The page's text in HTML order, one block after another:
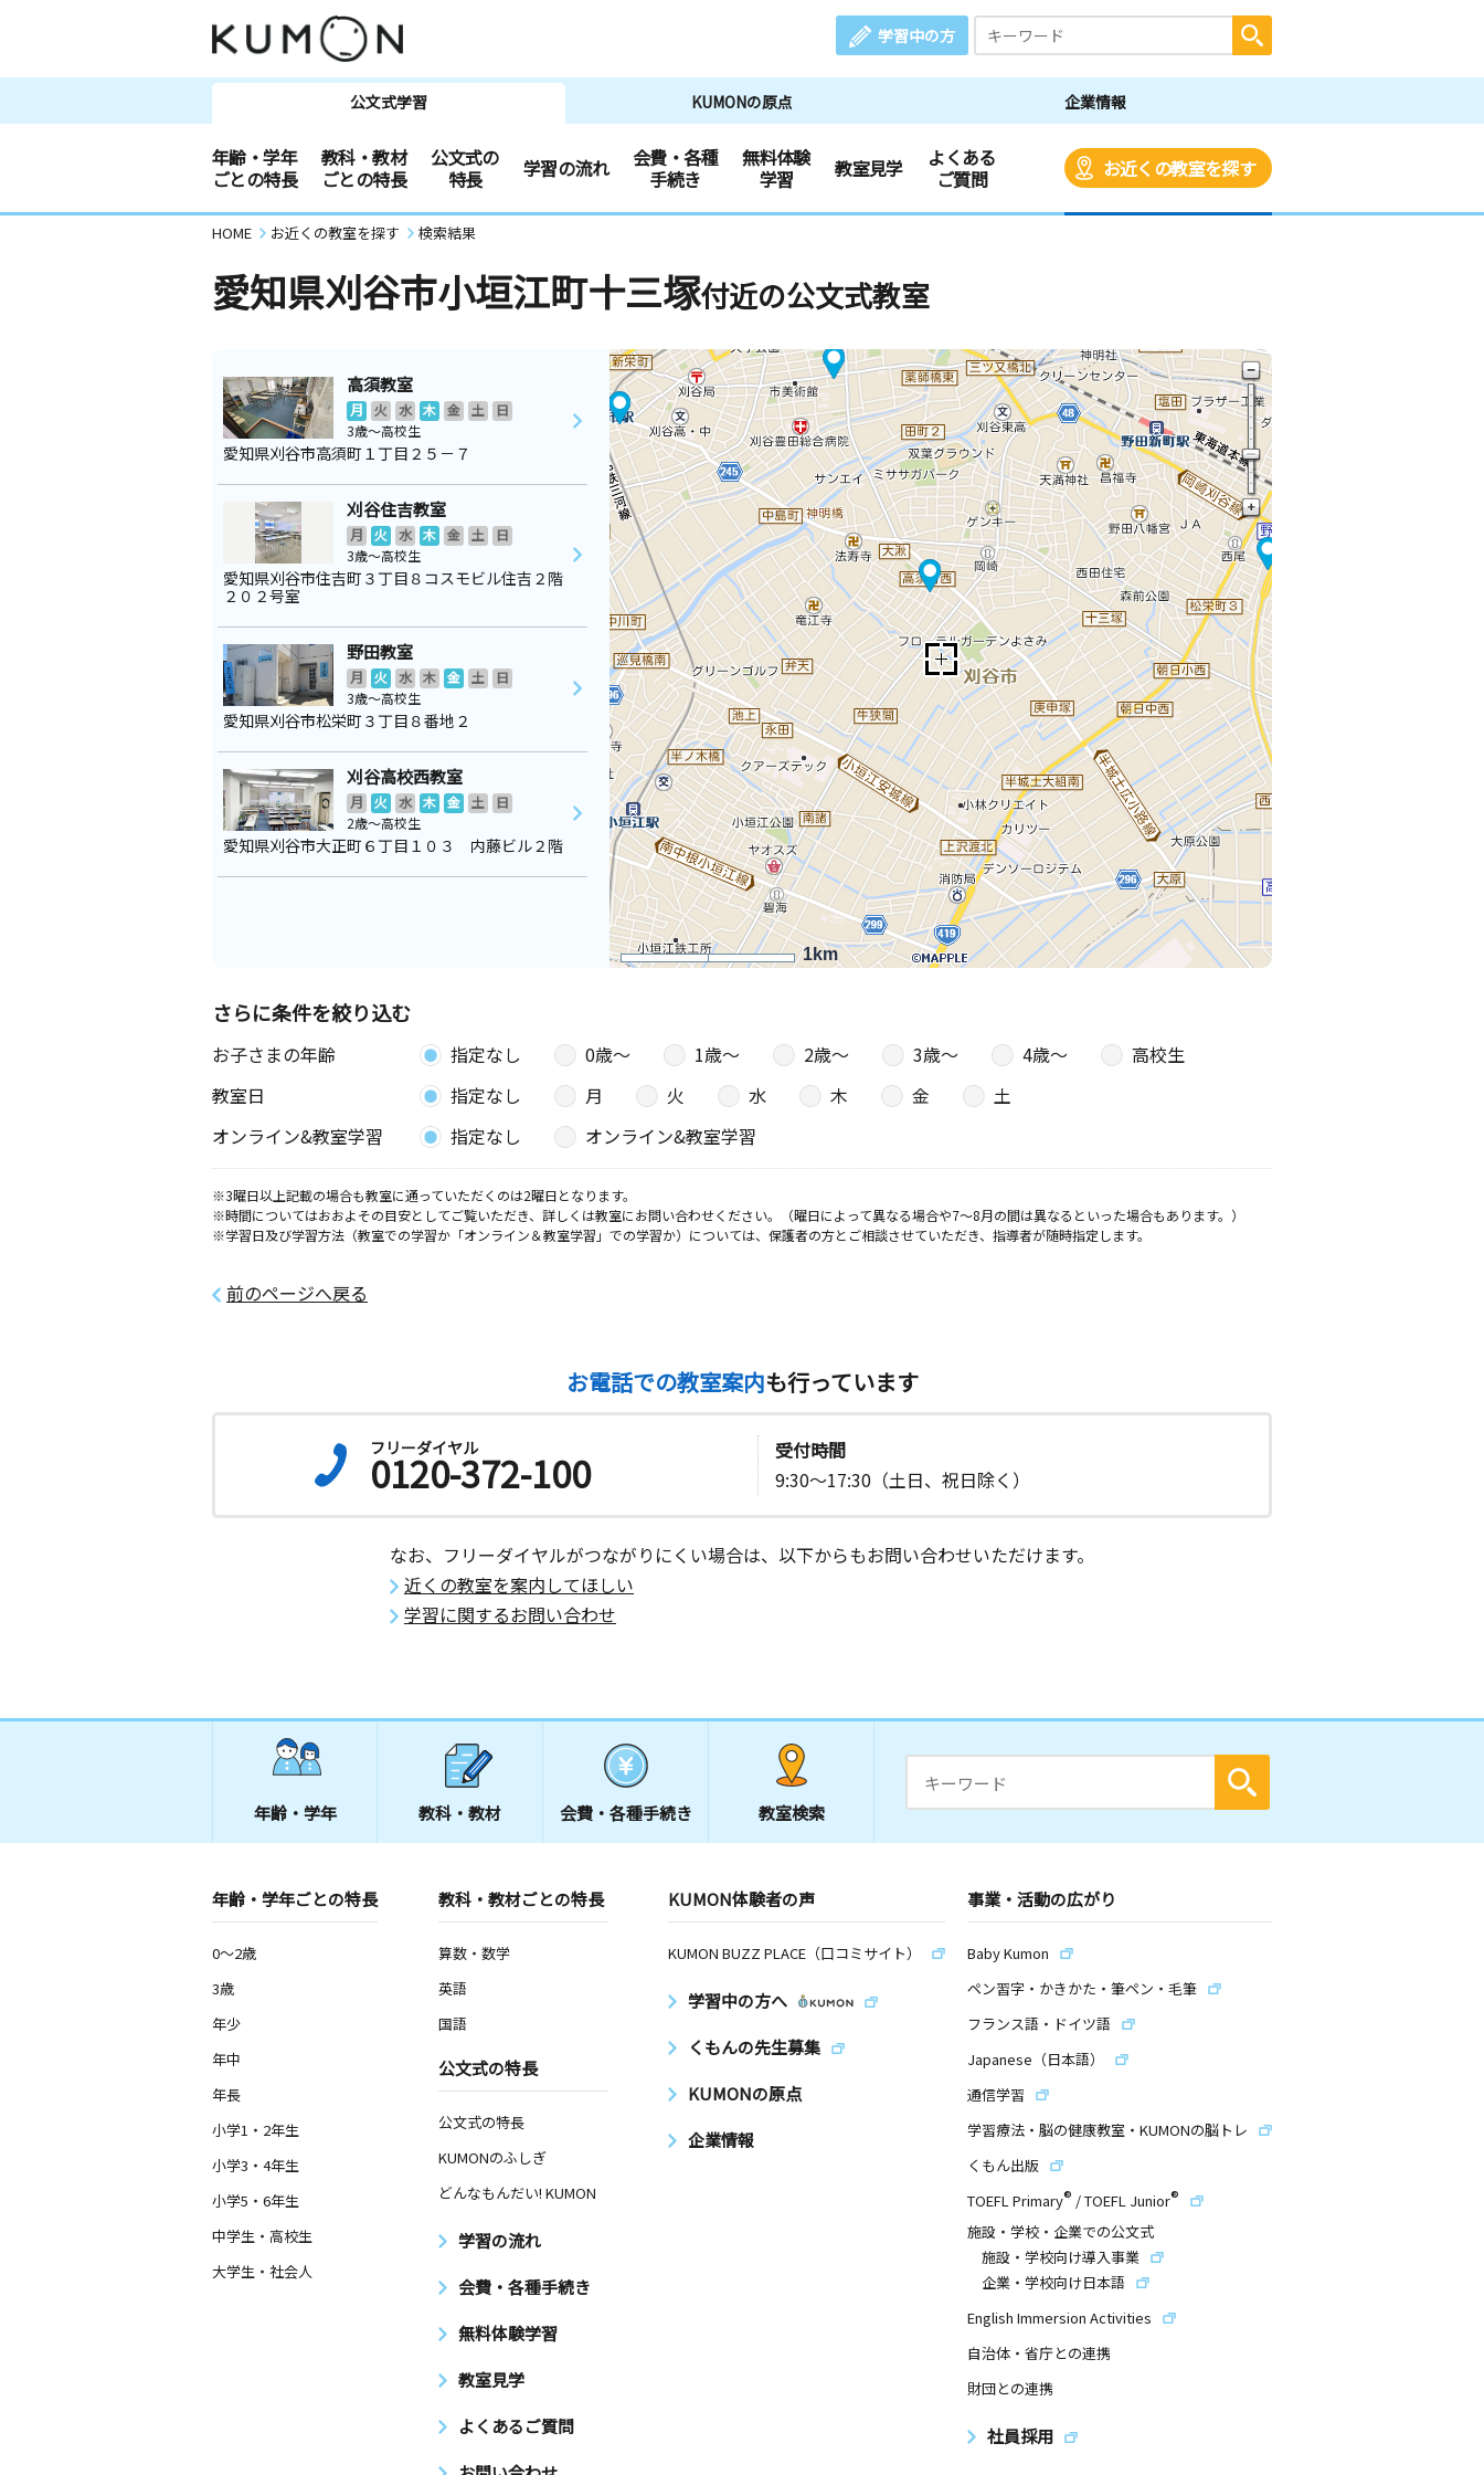
学習中の方
公文式学習 KUMONの原点 企業情報
年齢・学年
ごとの特長
教科・教材
ごとの特長
公文式の
特長
学習の流れ
会費・各種
手続き
無料体験
学習
教室見学
よくある
ご質問
お近くの教室を探す
HOME お近くの教室を探す 検索結果
愛知県刈谷市小垣江町十三塚付近の公文式教室
1km
高須教室
月 火 水 木 金 土
日
3歳～高校生
愛知県刈谷市高須町１丁目２５－７
刈谷住吉教室
月 火 水 木 金 土
日
3歳～高校生
愛知県刈谷市住吉町３丁目８コスモビル住吉２階
２０２号室
野田教室
月 火 水 木 金 土
日
3歳～高校生
愛知県刈谷市松栄町３丁目８番地２
刈谷高校西教室
月 火 水 木 金 土
日
2歳～高校生
愛知県刈谷市大正町６丁目１０３ 内藤ビル２階
さらに条件を絞り込む
お子さまの年齢 指定なし 0歳〜 1歳〜 2歳〜 3歳〜 4歳〜
高校生
教室日
指定なし 月 火 水 木 金
土
オンライン&教室学習
指定なし オンライン&教室学習
※3曜日以上記載の場合も教室に通っていただくのは2曜日となります。
※時間についてはおおよその目安としてご覧いただき、詳しくは教室にお問い合わせください。（曜日によって異なる場合や7～8月の間は異なるといった場合もあります。）
※学習日及び学習方法（教室での学習か「オンライン＆教室学習」での学習か）については、保護者の方とご相談させていただき、指導者が随時指定します。
前のページへ戻る
お電話での教室案内も行っています
フリーダイヤル
0120-372-100
受付時間
9:30～17:30（土日、祝日除く）
なお、フリーダイヤルがつながりにくい場合は、以下からもお問い合わせいただけます。
近くの教室を案内してほしい
学習に関するお問い合わせ
年齢・学年 教科・教材 会費・ 各種手続き 教室検索
年齢・学年ごとの特長
0～2歳
3歳
年少
年中
年長
小学1・2年生
小学3・4年生
小学5・6年生
中学生・高校生
大学生・社会人
教科・教材ごとの特長
算数・数学
英語
国語
公文式の特長
公文式の特長
KUMONのふしぎ
どんなもんだい! KUMON
学習の流れ
会費・各種手続き
無料体験学習
教室見学
よくあるご質問
KUMON体験者の声
KUMON BUZZ PLACE（口コミサイト）
学習中の方へ
くもんの先生募集
KUMONの原点
企業情報
事業・活動の広がり
Baby Kumon
ペン習字・かきかた・筆ペン・毛筆
フランス語・ドイツ語
Japanese（日本語）
通信学習
学習療法・脳の健康教室・KUMONの脳トレ
くもん出版
TOEFL Primary® /TOEFL Junior®
施設・学校・企業での公文式
施設・学校向け導入事業
企業・学校向け日本語
English Immersion Activities
自治体・省庁との連携
財団との連携
社員採用